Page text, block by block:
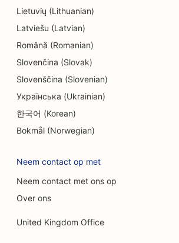
SEO voor ingenieursbureaus
EO voor etnische restaurants
SEO voor Escape Rooms
SEO voor faceliftdiensten
SEO voor familierestaurants
SEO voor boerderij-keukenrestaurants
SEO voor uitstekende restaurants
SEO voor fastfoodrestaurants
Lietuvių (Lithuanian)
Latviešu (Latvian)
Română (Romanian)
Slovenčina (Slovak)
Slovenščina (Slovenian)
Українська (Ukrainian)
한국어 (Korean)
Bokmål (Norwegian)
Neem contact op met
Neem contact met ons op
Over ons
United Kingdom Office